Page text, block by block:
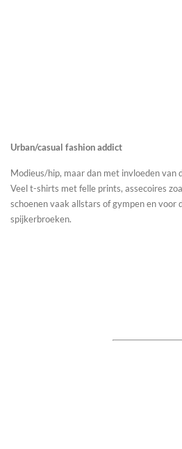
Urban/casual fashion addict
Modieus/hip, maar dan met invloeden van
Veel t-shirts met felle prints, assecoires
schoenen vaak allstars of gympen en voor
spijkerbroeken.